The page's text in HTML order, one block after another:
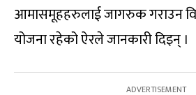
आमासमूहहरुलाई जागरुक गराउन
योजना रहेको ऐरले जानकारी दिइन् ।